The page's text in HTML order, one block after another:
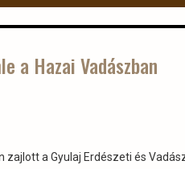
a Hazai Vadászban
zajlott a Gyulaj Erdészeti és